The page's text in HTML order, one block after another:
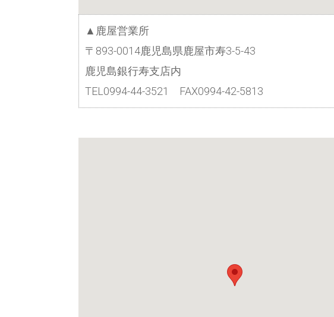
▲鹿屋営業所
〒893-0014鹿児島県鹿屋市寿3-5-43
鹿児島銀行寿支店内
TEL0994-44-3521 FAX0994-42-5813